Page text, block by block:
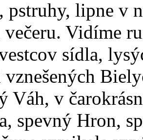
pstruhy, lipne v
večeru. Vidíme
sídla,
Váh, v
spevný Hron,